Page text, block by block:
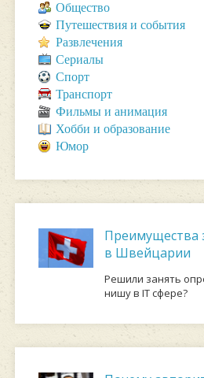
Общество
Путешествия и события
Развлечения
Сериалы
Спорт
Транспорт
Фильмы и анимация
Хобби и образование
Юмор
Преимущества
в Швейцарии
Решили занять
нишу в IT сфере?